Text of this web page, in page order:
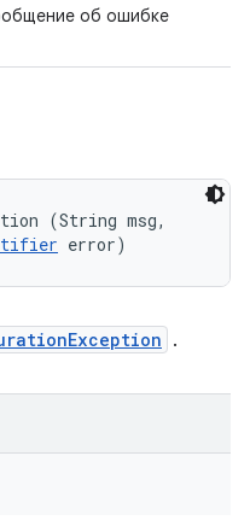
об ошибке
(String msg,
error)
.